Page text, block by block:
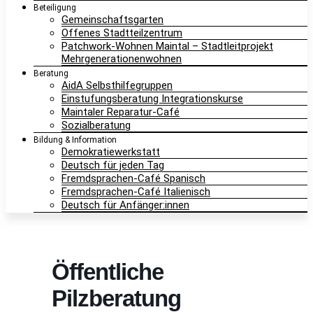
Beteiligung
Gemeinschaftsgarten
Offenes Stadtteilzentrum
Patchwork-Wohnen Maintal – Stadtleitprojekt
Mehrgenerationenwohnen
Beratung
AidA Selbsthilfegruppen
Einstufungsberatung Integrationskurse
Maintaler Reparatur-Café
Sozialberatung
Bildung & Information
Demokratiewerkstatt
Deutsch für jeden Tag
Fremdsprachen-Café Spanisch
Fremdsprachen-Café Italienisch
Deutsch für Anfänger:innen
Öffentliche
Pilzberatung